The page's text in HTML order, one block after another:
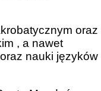
oraz
, a nawet
nauki języków